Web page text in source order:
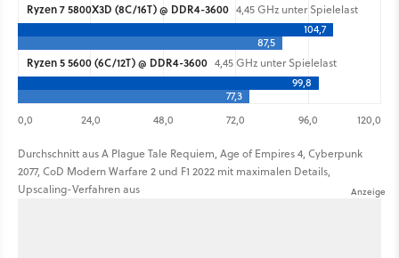
Ryzen 7 5800X3D (8C/16T) @ DDR4-3600 4,45 GHz unter Spielelast
104,7
87,5
Ryzen 5 5600 (6C/12T) @ DDR4-3600 4,45 GHz unter Spielelast
99,8
77,3
0,0
24,0 48,0 72,0 96,0 120,0
Durchschnitt aus A Plague Tale Requiem, Age of Empires 4, Cyberpunk
2077, CoD Modern Warfare 2 und F1 2022 mit maximalen Details,
Upscaling-Verfahren aus